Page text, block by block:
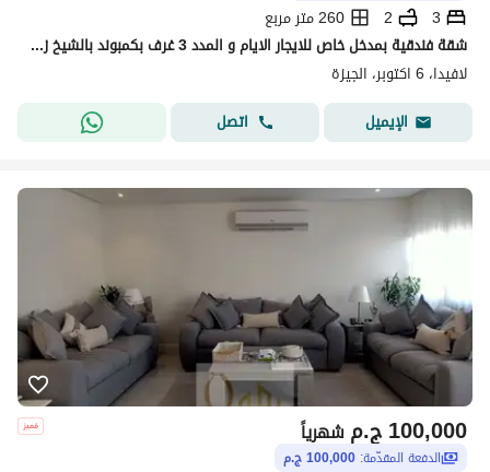
3
2
260 متر مربع
شقة فندقية بمدخل خاص للايجار الايام و المدد 3 غرف بكمبوند بالشيخ زايد
لافيدا، 6 اكتوبر، الجيزة
الإيميل
اتصل
ج.م100,000 شهرياً
الدفعة المقدّمة: 100,000 ج.م